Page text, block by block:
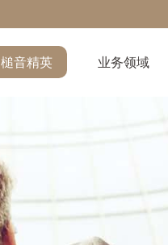
槌音精英 业务领域